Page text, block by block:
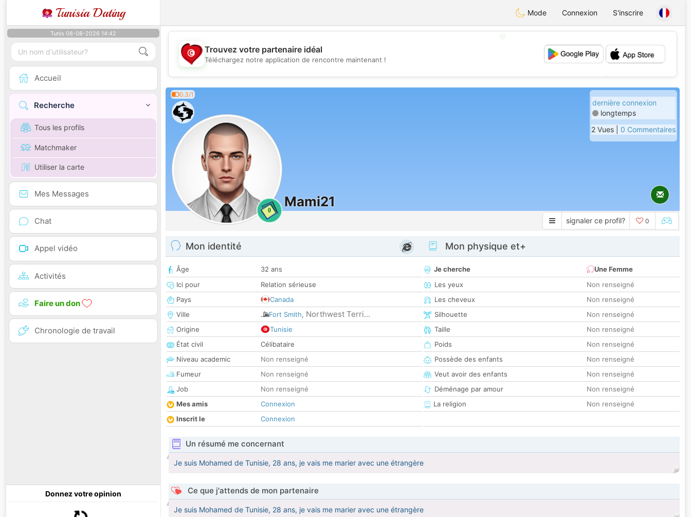
Tunisia Dating Mode Connexion S'inscrire
Tunis 08-08-2026 14:42
Accueil
Recherche
Tous les profils
Matchmaker
Utiliser la carte
Mes Messages
Chat
Appel vidéo
Activités
Faire un don
Chronologie de travail
Donnez votre opinion
💖
💕
Trouvez votre partenaire idéal
Téléchargez notre application de rencontre maintenant !
0.3/1
0
Mami21
dernière connexion
longtemps
2 Vues | 0 Commentaires
signaler ce profil? 0
Mon identité
Âge
32 ans
Ici pour
Relation sérieuse
Pays
Canada
Ville
Fort Smith, Northwest Terri...
Origine
Tunisie
État civil
Célibataire
Niveau academic
Non renseigné
Fumeur
Non renseigné
Job
Non renseigné
Mes amis
Connexion
Inscrit le
Connexion
Mon physique et+
Je cherche
Une Femme
Les yeux
Non renseigné
Les cheveux
Non renseigné
Silhouette
Non renseigné
Taille
Non renseigné
Poids
Non renseigné
Possède des enfants
Non renseigné
Veut avoir des enfants
Non renseigné
Déménage par amour
Non renseigné
La religion
Non renseigné
Un résumé me concernant
Je suis Mohamed de Tunisie, 28 ans, je vais me marier avec une étrangère
Ce que j'attends de mon partenaire
Je suis Mohamed de Tunisie, 28 ans, je vais me marier avec une étrangère